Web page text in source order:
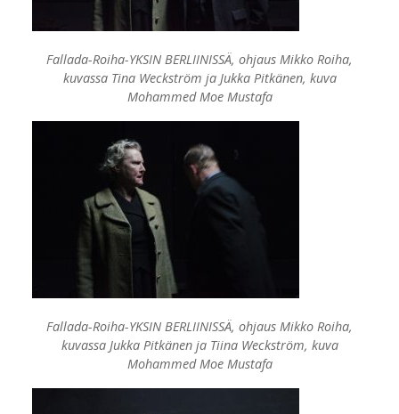
Fallada-Roiha-YKSIN BERLIINISSÄ, ohjaus Mikko Roiha,
kuvassa Tina Weckström ja Jukka Pitkänen, kuva
Mohammed Moe Mustafa
Fallada-Roiha-YKSIN BERLIINISSÄ, ohjaus Mikko Roiha,
kuvassa Jukka Pitkänen ja Tiina Weckström, kuva
Mohammed Moe Mustafa